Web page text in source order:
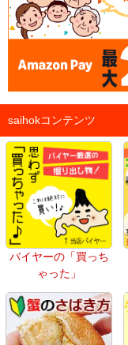
saihokコンテンツ
バイヤーの「買っち
ゃった」